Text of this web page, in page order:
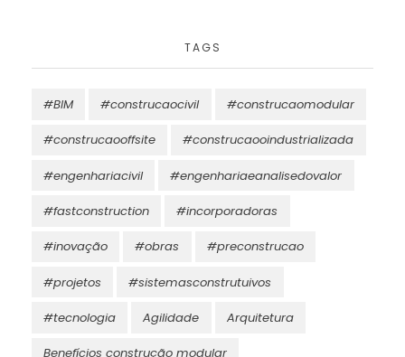
TAGS
#BIM #construcaocivil #construcaomodular
#construcaooffsite #construcaooindustrializada
#engenhariacivil #engenhariaeanalisedovalor
#fastconstruction #incorporadoras
#inovação #obras #preconstrucao
#projetos #sistemasconstrutuivos
#tecnologia Agilidade Arquitetura
Benefícios construção modular